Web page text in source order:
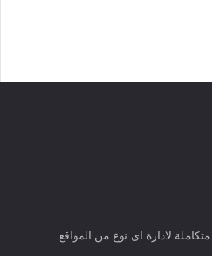
لادارة اى نوع من المواقع